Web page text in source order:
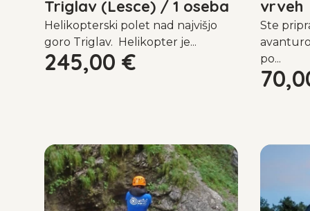
Triglav (Lesce) / 1 oseba
Helikopterski polet nad najvišjo
goro Triglav. Helikopter je...
245,00 €
vrveh
Ste
po...